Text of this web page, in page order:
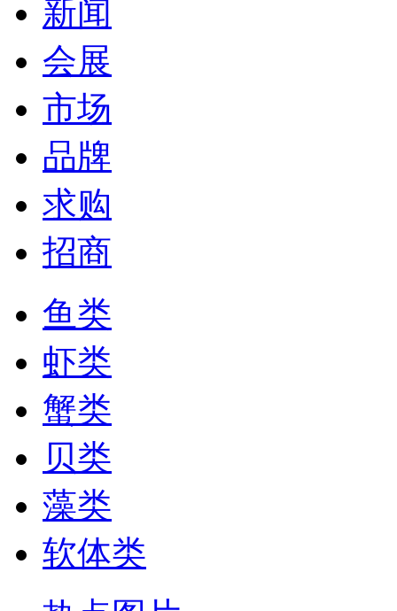
新闻
会展
市场
品牌
求购
招商
鱼类
虾类
蟹类
贝类
藻类
软体类